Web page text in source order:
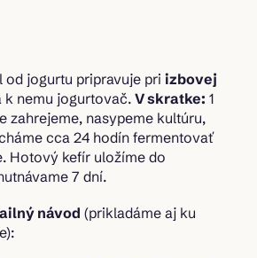
od jogurtu pripravuje pri izbovej
k nemu jogurtovač. V skratke: 1
zahrejeme, nasypeme kultúru,
cca 24 hodín fermentovať
Hotový kefír uložíme do
7 dní.
návod (prikladáme aj ku